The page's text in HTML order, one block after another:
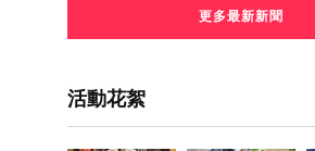
更多最新新聞
活動花絮